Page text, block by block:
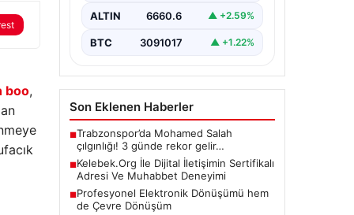
boo,
Güncel olarak…
ALTIN 6660.6 ▲ +2.59%
BTC 3091017 ▲ +1.22%
Son Eklenen Haberler
■Trabzonspor’da Mohamed Salah
çılgınlığı! 3 günde rekor gelir…
■Kelebek.Org İle Dijital İletişimin Sertifikalı
Adresi Ve Muhabbet Deneyimi
■Profesyonel Elektronik Dönüşümü hem
de Çevre Dönüşüm